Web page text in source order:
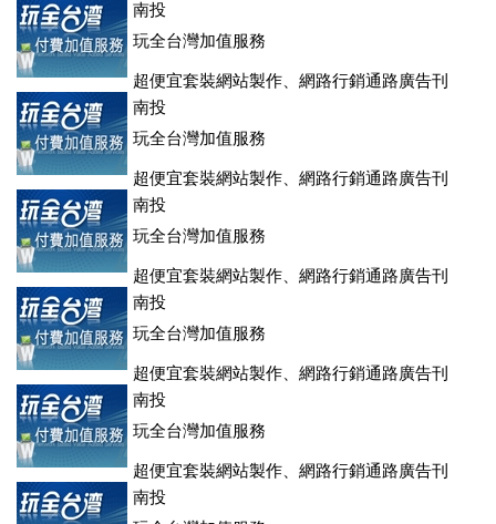
南投
玩全台灣加值服務
超便宜套裝網站製作、網路行銷通路廣告刊
登、訂房系統、客房委託旅行社銷售，全面優惠中....
南投
玩全台灣加值服務
超便宜套裝網站製作、網路行銷通路廣告刊
登、訂房系統、客房委託旅行社銷售，全面優惠中....
南投
玩全台灣加值服務
超便宜套裝網站製作、網路行銷通路廣告刊
登、訂房系統、客房委託旅行社銷售，全面優惠中....
南投
玩全台灣加值服務
超便宜套裝網站製作、網路行銷通路廣告刊
登、訂房系統、客房委託旅行社銷售，全面優惠中....
南投
玩全台灣加值服務
超便宜套裝網站製作、網路行銷通路廣告刊
登、訂房系統、客房委託旅行社銷售，全面優惠中....
南投